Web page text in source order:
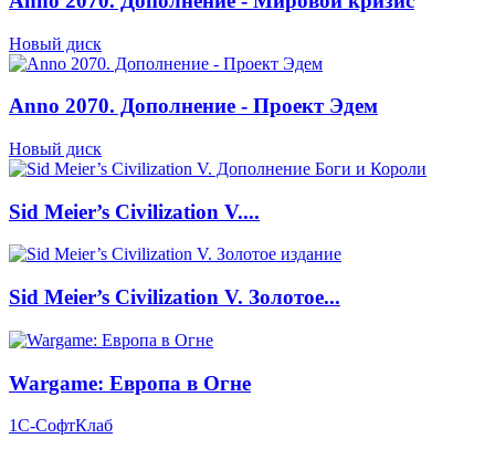
Новый диск
Anno 2070. Дополнение - Проект Эдем
Новый диск
Sid Meier’s Civilization V....
Sid Meier’s Civilization V. Золотое...
Wargame: Европа в Огне
1С-СофтКлаб